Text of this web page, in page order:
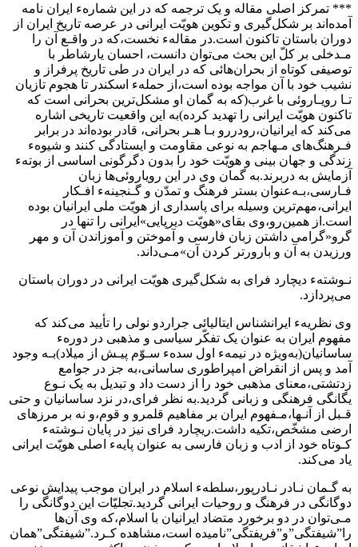
*** تمرکز اصلی مقاله و یک ترجمه‌ که‌ در این شمارهء ایران‌ نامه‌
آمده‌اند بر شکل‌گیری و تکوین هویّت ایرانی در عرصه تاریخ ایران از
دوران باستان تاکنون‌ است.در مقالهء نخست،که در واقـع آن را
مـدخلی بر کلّ این بحث می‌توان دانست‌، احسان‌ یارشاطر با
توصیفی کوتاه از بحران‌هائی که در ایران در طی تاریخ پرفراز و
نشیب خود با آن مواجه بوده است،از حملهء اسکندر تا هجوم تازیان
تـا رویـاروئی‌ با غرب‌(که‌ به گمان‌ او مشکل‌ترین بحرانی است که
تاکنون هویّت ایرانی را تهدید کرده)به این واقعیت تاریخی اشاره
می‌کند‌ که ایرانیان،رودررو بـا هـر بحرانی، قادر بوده‌اند در برابر
فـرهنگ‌های‌ مـهاجم‌ به‌ نوعی مقاومت و ایستادگی کنند و شیوهء
زندگی و جهان بینی و هویّت خود را بدون دگرگونی اساسی از بوتهء
آزمایش ‌‌به‌ دربرند.به گمان وی در این رویاروئی‌ها زبان
فـارسی،بـه‌عنوان بستر فرهنگ و تمدّن‌ و گـنجینهء‌ افـکار‌
ایرانی،مهم‌ترین وسیله برای پاسداری از هویّت‌ ملی ایرانیان بوده
است.از همین‌رو،وی بقای‌«هویّت دیرپایی»ایرانی را تنها در
گرو«گرامی داشتن زبان فارسی و آموختن و آموزاندن‌ آن و مهر
ورزیدن به‌ آن‌ و بارورتر کردن آن»مـی‌داند.
نـوشتهء دیچارد فرای به شکل‌گیری هویّت ایرانی در دوران باستان
می‌پردازد.
وی نظریهء ایرانشناس ایتالیائی جراردو نولی را تأیید می‌کند که
مفهوم ایران به‌ عنوان یک تفکّر‌ سیاسی و مذهبی در دورهء
ساسانیان(به‌ویژه در نیمهء اول سدهء سـوّم پیـش از میلاد)بـه وجود
آمد و پس از انقراض امپراطوری ساسانی،به جز در جوامع
زدتشتی،معنای مذهبی خود را‌ از‌ دست داد و تبدیل به یک نـوع‌
یگانگی فرهنگی و زبانی گردید.به نظر فرای،در نزد ساسانیان و حتی
قـبل از آنـها،مـفهوم ایران بر مفاهیم قلمرو و قوم،و نه بر مرزهای
ارضی‌ مشخّص‌،تکیه‌ داشت.ریچارد فرای نیز در پایان نـوشتهء ‌
‌کـوتاه خود از ادب و زبان فارسی به‌ عنوان پایهء اصلی هویّت ایرانی
یاد می‌کند.
به گـمان نـادر نـادرپور،سلطهء اسلام در‌ ایران‌ موجب پیدایش نوعی
دوگانگی‌ در فرهنگ و روحیات ایرانی گردید.تجلیّات این دوگانگی را
مـی‌توان در دو برخورد متضاد ایرانیان با اسلام،که وی آن‌ها
را”شیفتگی‌”و”فریفتگی‌”نامیده‌ است‌،مشاهده‌ کـرد‌.”شیفتگی‌”همان